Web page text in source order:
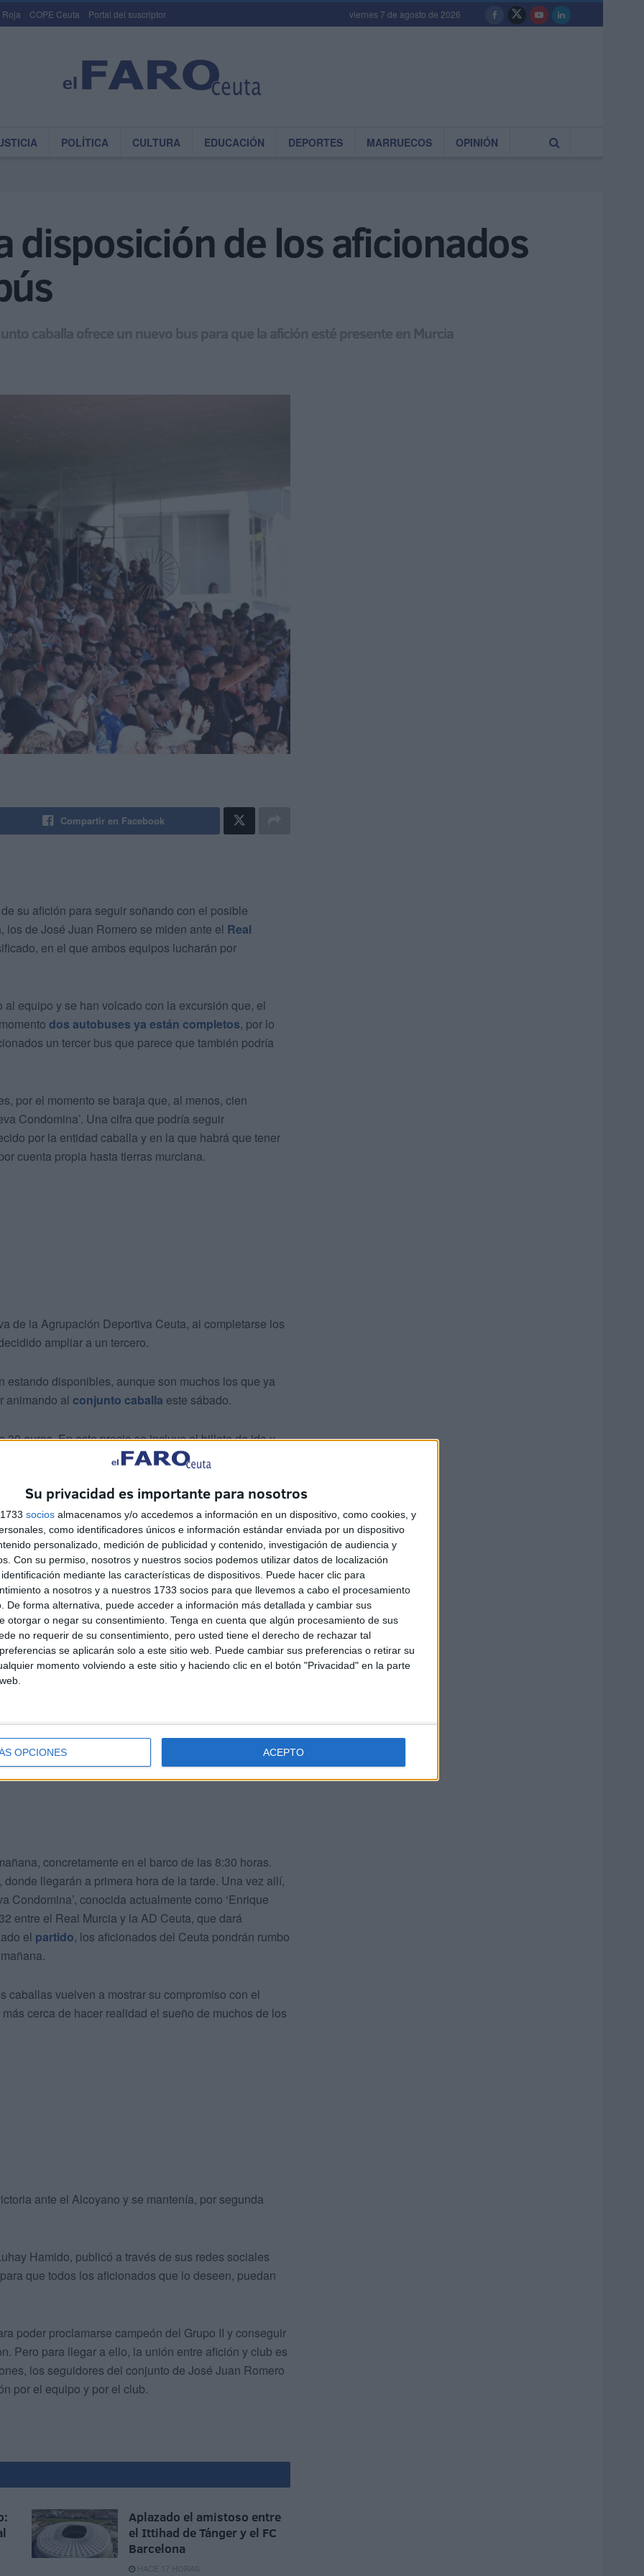
Su privacidad es importante para nosotros
socios almacenamos y/o accedemos a información en un dispositivo, como cookies, y
como identificadores únicos e información estándar enviada por un dispositivo
personalizado, medición de publicidad y contenido, investigación de audiencia y
Con su permiso, nosotros y nuestros socios podemos utilizar datos de localización
mediante las características de dispositivos. Puede hacer clic para
a nosotros y a nuestros 1733 socios para que llevemos a cabo el procesamiento
De forma alternativa, puede acceder a información más detallada y cambiar sus
otorgar o negar su consentimiento. Tenga en cuenta que algún procesamiento de sus
no requerir de su consentimiento, pero usted tiene el derecho de rechazar tal
se aplicarán solo a este sitio web. Puede cambiar sus preferencias o retirar su
momento volviendo a este sitio y haciendo clic en el botón "Privacidad" en la parte
OPCIONES ACEPTO
Roja COPE Ceuta Portal del suscriptor viernes 7 de agosto de 2026
POLÍTICA CULTURA EDUCACIÓN DEPORTES MARRUECOS OPINIÓN
disposición de los aficionados
caballa ofrece un nuevo bus para que la afición esté presente en Murcia
Compartir en Facebook
su afición para seguir soñando con el posible
de José Juan Romero se miden ante el Real
en el que ambos equipos lucharán por
al equipo y se han volcado con la excursión que, el
dos autobuses ya están completos, por lo
un tercer bus que parece que también podría
por el momento se baraja que, al menos, cien
Condomina’. Una cifra que podría seguir
por la entidad caballa y en la que habrá que tener
cuenta propia hasta tierras murciana.
de la Agrupación Deportiva Ceuta, al completarse los
ampliar a un tercero.
disponibles, aunque son muchos los que ya
animando al conjunto caballa este sábado.
euros. En este precio se incluye el billete de ida y
ya que el coste del autobús corre todo a cuenta de
esta económica oferta podrán ponerse en contacto
las excursiones de los aficionados, a través del
iniciativa de la Agrupación Deportiva Ceuta viajarán
concretamente en el barco de las 8:30 horas.
llegarán a primera hora de la tarde. Una vez allí,
Condomina’, conocida actualmente como ‘Enrique
entre el Real Murcia y la AD Ceuta, que dará
el partido, los aficionados del Ceuta pondrán rumbo
vuelven a mostrar su compromiso con el
cerca de hacer realidad el sueño de muchos de los
ante el Alcoyano y se mantenía, por segunda
Hamido, publicó a través de sus redes sociales
que todos los aficionados que lo deseen, puedan
poder proclamarse campeón del Grupo II y conseguir
Pero para llegar a ello, la unión entre afición y club es
los seguidores del conjunto de José Juan Romero
por el equipo y por el club.
Aplazado el amistoso entre
el Ittihad de Tánger y el FC
Barcelona
HACE 17 HORAS